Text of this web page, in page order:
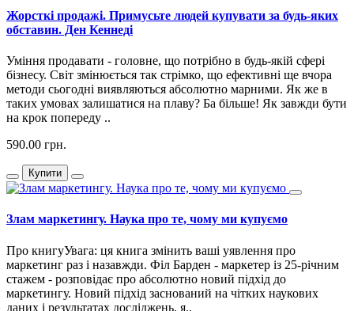
Жорсткі продажі. Примусьте людей купувати за будь-яких
обставин. Ден Кеннеді
Уміння продавати - головне, що потрібно в будь-якій сфері
бізнесу. Світ змінюється так стрімко, що ефективні ще вчора
методи сьогодні виявляються абсолютно марними. Як же в
таких умовах залишатися на плаву? Ба більше! Як завжди бути
на крок попереду ..
590.00 грн.
Купити
Злам маркетингу. Наука про те, чому ми купуємо
Про книгуУвага: ця книга змінить ваші уявлення про
маркетинг раз і назавжди. Філ Барден - маркетер із 25-річним
стажем - розповідає про абсолютно новий підхід до
маркетингу. Новий підхід заснований на чітких наукових
даних і результатах досліджень, я..